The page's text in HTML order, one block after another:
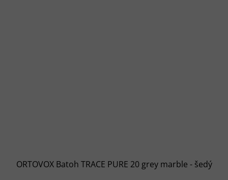
ORTOVOX Batoh TRACE PURE 20 grey marble - šedý